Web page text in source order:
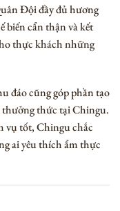
Đội đầy đủ hương
biến cẩn thận và kết
thực khách những
đáo cũng góp phần tạo
thưởng thức tại Chingu.
vụ tốt, Chingu chắc
ai yêu thích ẩm thực